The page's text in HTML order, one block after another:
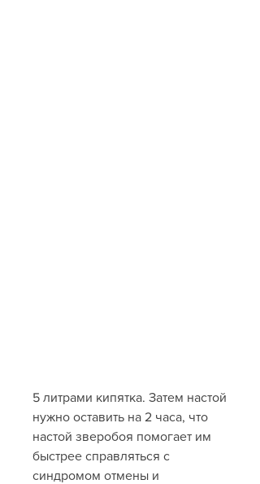
5 литрами кипятка. Затем настой
нужно оставить на 2 часа, что
настой зверобоя помогает им
быстрее справляться с
синдромом отмены и